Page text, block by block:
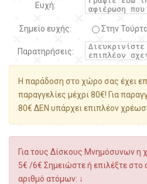
Ευχή:
Σημείο ευχής: Στην
Παρατηρήσεις:
Η παράδοση στο χώρο σας έχει
παραγγελίες μέχρι 80€! Για
80€ ΔΕΝ υπάρχει επιπλέον
Για τους Δίσκους Μνημόσυνων η
5€ /6€ Σημειώστε ή επιλέξτε στο
αριθμό ατόμων: ↓